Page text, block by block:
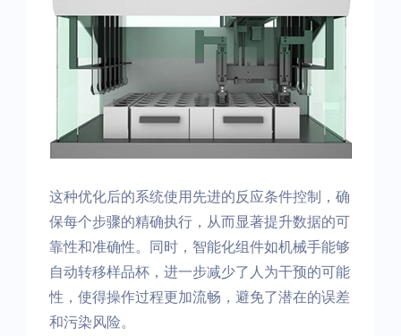
这种优化后的系统使用先进的反应条件控制，确
保每个步骤的精确执行，从而显著提升数据的可
靠性和准确性。同时，智能化组件如机械手能够
自动转移样品杯，进一步减少了人为干预的可能
性，使得操作过程更加流畅，避免了潜在的误差
和污染风险。